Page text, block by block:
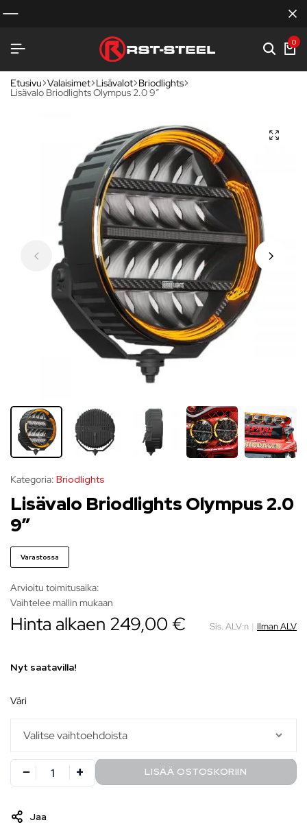
0
Etusivu Valaisimet Lisävalot Briodlights
Lisävalo Briodlights Olympus 2.0 9″
Kategoria: Briodlights
Lisävalo Briodlights Olympus 2.0
9″
Varastossa
Arvioitu toimitusaika:
Vaihtelee mallin mukaan
Hinta alkaen 249,00 € Sis. ALV:n | Ilman ALV
Nyt saatavilla!
väri
LISÄÄ OSTOSKORIIN
Jaa